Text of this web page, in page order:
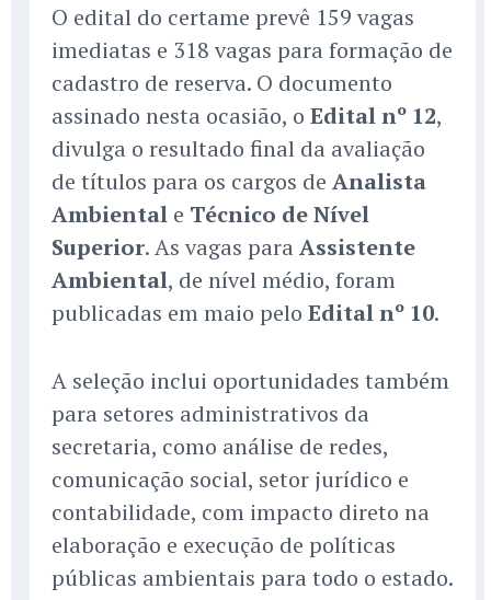
O edital do certame prevê 159 vagas
imediatas e 318 vagas para formação de
cadastro de reserva. O documento
assinado nesta ocasião, o Edital nº 12,
divulga o resultado final da avaliação
de títulos para os cargos de Analista
Ambiental e Técnico de Nível
Superior. As vagas para Assistente
Ambiental, de nível médio, foram
publicadas em maio pelo Edital nº 10.
A seleção inclui oportunidades também
para setores administrativos da
secretaria, como análise de redes,
comunicação social, setor jurídico e
contabilidade, com impacto direto na
elaboração e execução de políticas
públicas ambientais para todo o estado.